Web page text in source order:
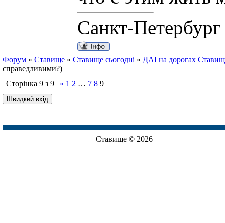
Санкт-Петербург
Форум » Ставище » Ставище сьогодні » ДАІ на дорогах
справедливими?)
Сторінка 9 з 9 « 1 2 … 7 8 9
Ставище © 2026